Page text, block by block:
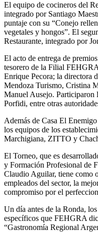
El equipo de cocineros del
integrado por Santiago
puntaje con su “Conejo
vegetales y hongos”. El
Restaurante, integrado por
El acto de entrega de
tesorero de la Filial
Enrique Pecora; la directora
Mendoza Turismo, Cristina
Manuel Ausejo. Participaron
Porfidi, entre otras
Además de Casa El
los equipos de los
Marchigiana, ZITTO y
El Torneo, que es
y Formación Profesional de
Claudio Aguilar, tiene como
empleados del sector, la
compromiso por el
Un día antes de la Ronda,
específicos que FEHGRA
“Gastronomía Regional